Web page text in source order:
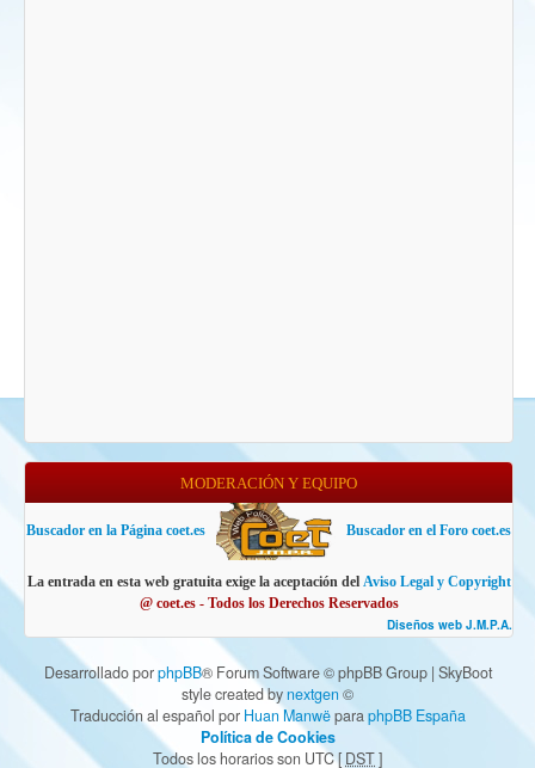
MODERACIÓN Y EQUIPO
Buscador en la Página coet.es Buscador en el Foro coet.es
La entrada en esta web gratuita exige la aceptación del Aviso Legal y Copyright
@ coet.es - Todos los Derechos Reservados
Diseños web J.M.P.A.
Desarrollado porphpBB® Forum Software © phpBB Group | SkyBoot
style created bynextgen ©
Traducción al español por Huan ManwëparaphpBB España
Política de Cookies
Todos los horarios son UTC [ DST]